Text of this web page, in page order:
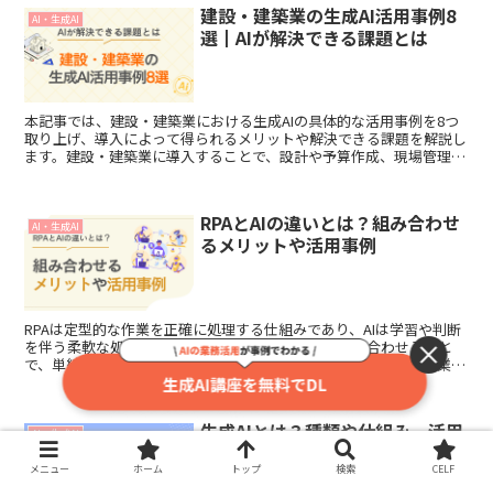
AI・生成AI
建設・建築業の生成AI活用事例8
選┃AIが解決できる課題とは
本記事では、建設・建築業における生成AIの具体的な活用事例を8つ
取り上げ、導入によって得られるメリットや解決できる課題を解説し
ます。建設・建築業に導入することで、設計や予算作成、現場管理と
AI・生成AI
RPAとAIの違いとは？組み合わせ
るメリットや活用事例
RPAは定型的な作業を正確に処理する仕組みであり、AIは学習や判断
を伴う柔軟な処理を可能にする技術です。両者を組み合わせること
で、単純作業から高度な意思決定まで一連の業務を自動化でき、業務
の効率性と精度を高めることができます。本記事では、RPAとAIの違
いや組み合わせることで得られるメリット、連携事例などを解説しま
AI・生成AI
生成AIとは？種類や仕組み、活用
例、AIとの違いなどをわかりやす
く解説
メニュー ホーム トップ 検索 CELF